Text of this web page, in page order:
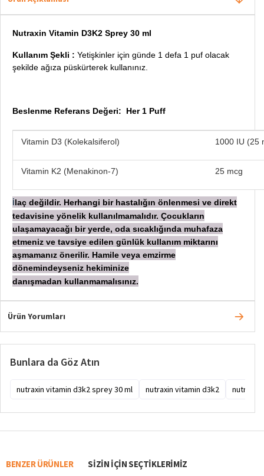
Nutraxin Vitamin D3K2 Sprey 30 ml
Kullanım Şekli : Yetişkinler için günde 1 defa 1 puf olacak
şekilde ağıza püskürterek kullanınız.
Beslenme Referans Değeri: Her 1 Puff
Vitamin D3 (Kolekalsiferol) 1000 IU (25
Vitamin K2 (Menakinon-7) 25 mcg
laç değildir. Herhangi bir hastalığın önlenmesi ve direkt
tedavisine yönelik kullanılmamalıdır. Çocukların
ulaşamayacağı bir yerde, oda sıcaklığında muhafaza
etmeniz ve tavsiye edilen günlük kullanım miktarını
aşmamanız önerilir. Hamile veya emzirme
dönemindeyseniz hekiminize
danışmadan kullanmamalısınız.
Ürün Yorumları
Bunlara da Göz Atın
nutraxin vitamin d3k2 sprey 30 ml nutraxin vitamin d3k2 nutraxin
BENZER ÜRÜNLER SIZIN IÇIN SEÇTIKLERIMIZ